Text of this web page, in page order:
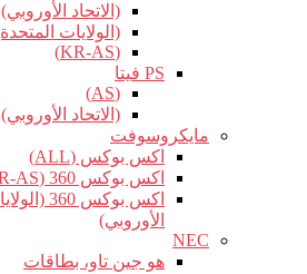
(الاتحاد الأوروبي)
(الولايات
(KR-AS)
PS فيتا
(AS)
(الاتحاد الأوروبي)
مايكروسوفت
اكس بوكس (ALL)
اكس بوكس 360 (JP-KR-AS)
اكس بوكس
الأوروبي)
NEC
هو جين تاو، بطاقات